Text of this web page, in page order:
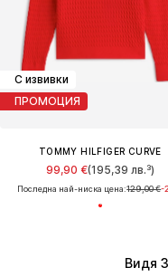
Видя
С извивки
ПРОМОЦИЯ
TOMMY HILFIGER CURVE
99,90 €(195,39 лв.³)
Последна най-ниска цена:129,00 €-